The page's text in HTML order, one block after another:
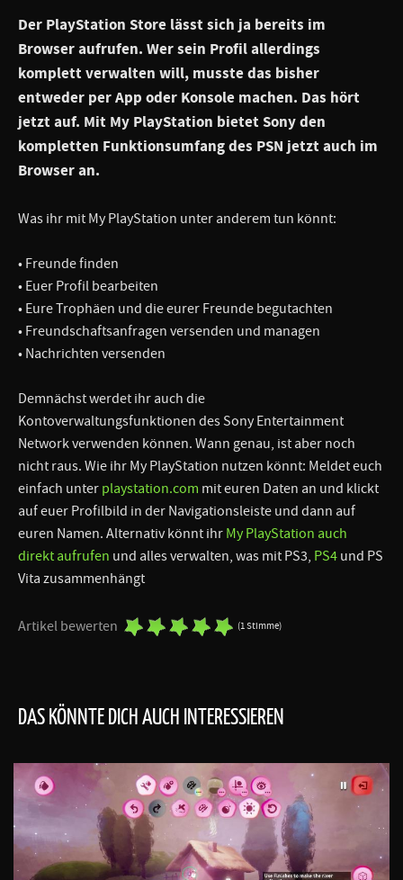
Der PlayStation Store lässt sich ja bereits im
Browser aufrufen. Wer sein Profil allerdings
komplett verwalten will, musste das bisher
entweder per App oder Konsole machen. Das hört
jetzt auf. Mit My PlayStation bietet Sony den
kompletten Funktionsumfang des PSN jetzt auch im
Browser an.
Was ihr mit My PlayStation unter anderem tun könnt:
• Freunde finden
• Euer Profil bearbeiten
• Eure Trophäen und die eurer Freunde begutachten
• Freundschaftsanfragen versenden und managen
• Nachrichten versenden
Demnächst werdet ihr auch die
Kontoverwaltungsfunktionen des Sony Entertainment
Network verwenden können. Wann genau, ist aber noch
nicht raus. Wie ihr My PlayStation nutzen könnt: Meldet euch
einfach unter playstation.com mit euren Daten an und klickt
auf euer Profilbild in der Navigationsleiste und dann auf
euren Namen. Alternativ könnt ihr My PlayStation auch
direkt aufrufen und alles verwalten, was mit PS3, PS4 und PS
Vita zusammenhängt
Artikel bewerten (1 Stimme)
DAS KÖNNTE DICH AUCH INTERESSIEREN